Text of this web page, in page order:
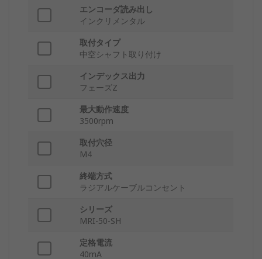
エンコーダ読み出し
インクリメンタル
取付タイプ
中空シャフト取り付け
インデックス出力
フェーズZ
最大動作速度
3500rpm
取付穴径
M4
終端方式
ラジアルケーブルコンセント
シリーズ
MRI-50-SH
定格電流
40mA